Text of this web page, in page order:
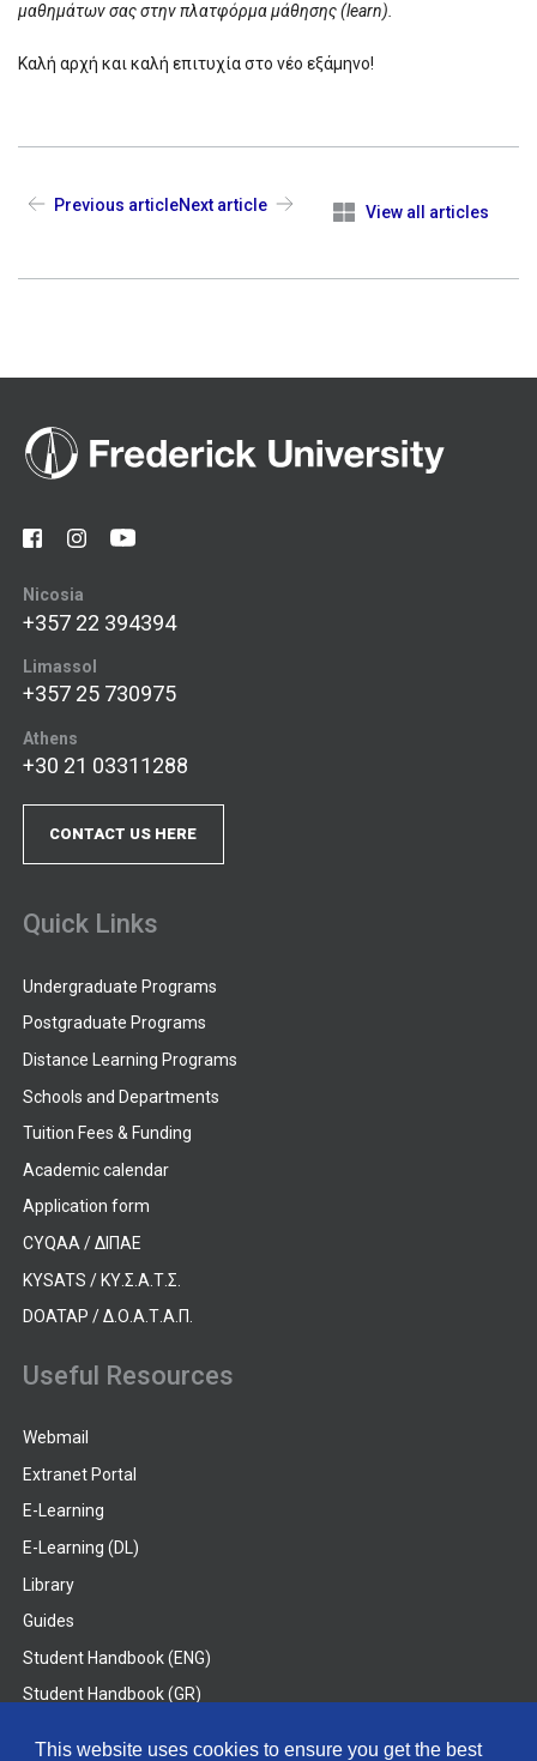
This website uses cookies to ensure you get the best
μαθημάτων σας στην πλατφόρμα μάθησης (learn).
Kαλή αρχή και καλή επιτυχία στο νέο εξάμηνο!
Previous article View all articles
Next article
Nicosia
+357 22 394394
Limassol
+357 25 730975
Athens
+30 21 03311288
CONTACT US HERE
Quick Links
Undergraduate Programs
Postgraduate Programs
Distance Learning Programs
Schools and Departments
Tuition Fees & Funding
Academic calendar
Application form
CYQAA / ΔΙΠΑΕ
KYSATS / ΚΥ.Σ.Α.Τ.Σ.
DOATAP / Δ.Ο.Α.Τ.Α.Π.
Useful Resources
Webmail
Extranet Portal
E-Learning
E-Learning (DL)
Library
Guides
Student Handbook (ENG)
Student Handbook (GR)